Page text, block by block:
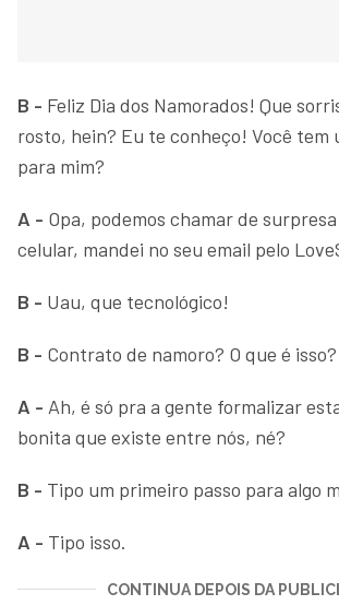
B - Feliz Dia dos Namorados! Que
rosto, hein? Eu te conheço! Você tem
para mim?
A - Opa, podemos chamar de
celular, mandei no seu email pelo
B - Uau, que tecnológico!
B - Contrato de namoro? O que é isso?
A - Ah, é só pra a gente formalizar
bonita que existe entre nós, né?
B - Tipo um primeiro passo para algo
A - Tipo isso.
CONTINUA DEPOIS DA